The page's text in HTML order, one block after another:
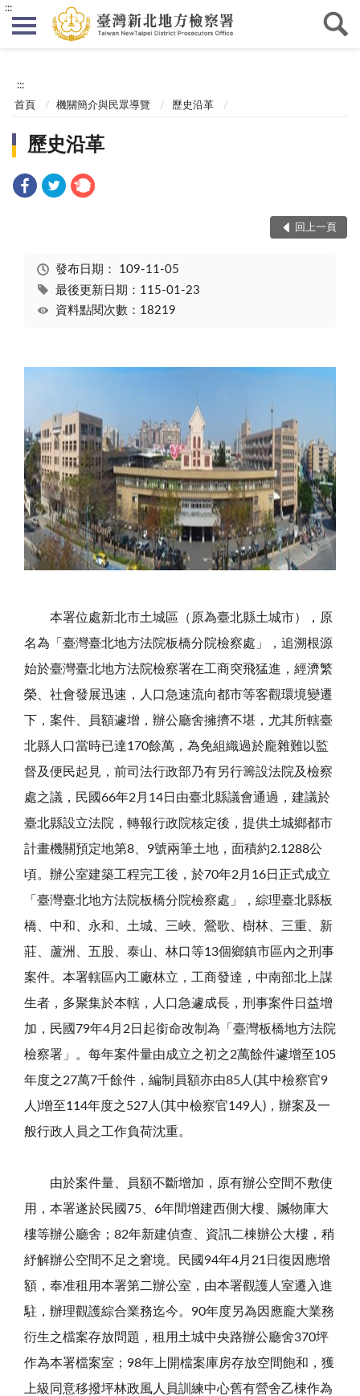
:::
:::
首頁 機關簡介與民眾導覽 歷史沿革
歷史沿革
回上一頁
發布日期： 109-11-05
最後更新日期：115-01-23
資料點閱次數：18219
本署位處新北市土城區（原為臺北縣土城市），原
名為「臺灣臺北地方法院板橋分院檢察處」，追溯根源
始於臺灣臺北地方法院檢察署在工商突飛猛進，經濟繁
榮、社會發展迅速，人口急速流向都市等客觀環境變遷
下，案件、員額遽增，辦公廳舍擁擠不堪，尤其所轄臺
北縣人口當時已達170餘萬，為免組織過於龐雜難以監
督及便民起見，前司法行政部乃有另行籌設法院及檢察
處之議，民國66年2月14日由臺北縣議會通過，建議於
臺北縣設立法院，轉報行政院核定後，提供土城鄉都市
計畫機關預定地第8、9號兩筆土地，面積約2.1288公
頃。辦公室建築工程完工後，於70年2月16日正式成立
「臺灣臺北地方法院板橋分院檢察處」，綜理臺北縣板
橋、中和、永和、土城、三峽、鶯歌、樹林、三重、新
莊、蘆洲、五股、泰山、林口等13個鄉鎮市區內之刑事
案件。本署轄區內工廠林立，工商發達，中南部北上謀
生者，多聚集於本轄，人口急遽成長，刑事案件日益增
加，民國79年4月2日起銜命改制為「臺灣板橋地方法院
檢察署」。每年案件量由成立之初之2萬餘件遽增至105
年度之27萬7千餘件，編制員額亦由85人(其中檢察官9
人)增至114年度之527人(其中檢察官149人)，辦案及一
般行政人員之工作負荷沈重。
由於案件量、員額不斷增加，原有辦公空間不敷使
用，本署遂於民國75、6年間增建西側大樓、贓物庫大
樓等辦公廳舍；82年新建偵查、資訊二棟辦公大樓，稍
紓解辦公空間不足之窘境。民國94年4月21日復因應增
額，奉准租用本署第二辦公室，由本署觀護人室遷入進
駐，辦理觀護綜合業務迄今。90年度另為因應龐大業務
衍生之檔案存放問題，租用土城中央路辦公廳舍370坪
作為本署檔案室；98年上開檔案庫房存放空間飽和，獲
上級同意移撥坪林政風人員訓練中心舊有營舍乙棟作為